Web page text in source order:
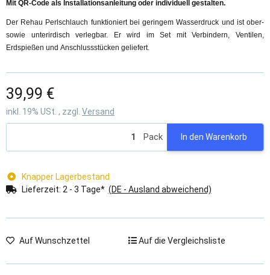
Mit QR-Code als Installationsanleitung oder individuell gestalten.
Der Rehau Perlschlauch funktioniert bei geringem Wasserdruck und ist ober-
sowie unterirdisch verlegbar. Er wird im Set mit Verbindern, Ventilen,
Erdspießen und Anschlussstücken geliefert.
39,99 €
inkl. 19% USt. , zzgl. Versand
Pack In den Warenkorb
Knapper Lagerbestand
Lieferzeit: 2 - 3 Tage* (DE - Ausland abweichend)
Auf Wunschzettel Auf die Vergleichsliste